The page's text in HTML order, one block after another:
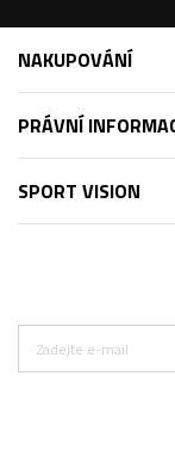
NAKUPOVÁNÍ
PRÁVNÍ
SPORT VISION